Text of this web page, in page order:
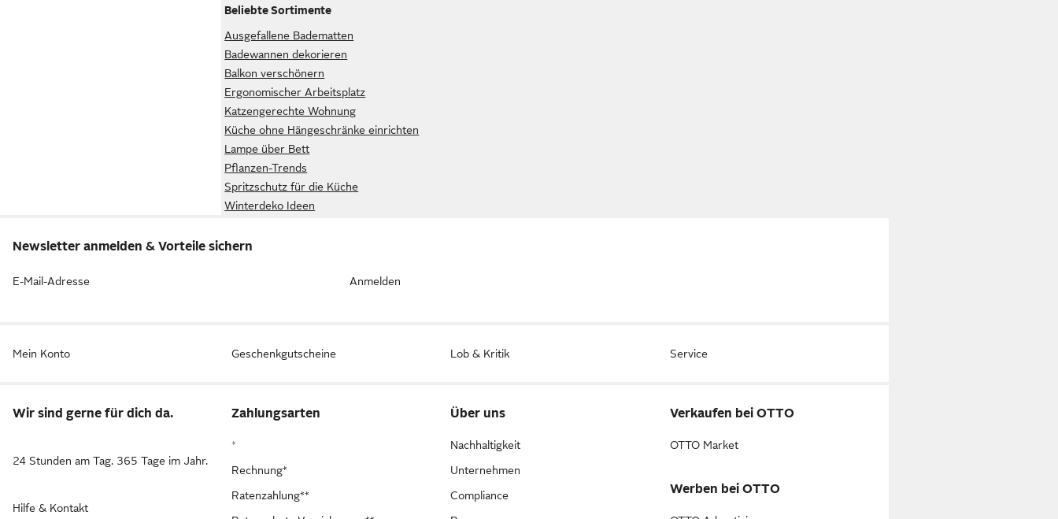
Beliebte Sortimente
Ausgefallene Badematten
Badewannen dekorieren
Balkon verschönern
Ergonomischer Arbeitsplatz
Katzengerechte Wohnung
Küche ohne Hängeschränke einrichten
Lampe über Bett
Pflanzen-Trends
Spritzschutz für die Küche
Winterdeko Ideen
Newsletter anmelden & Vorteile sichern
E-Mail-Adresse Anmelden
Mein Konto Geschenkgutscheine Lob & Kritik Service
Wir sind gerne für dich da.
24 Stunden am Tag. 365 Tage im Jahr.
Hilfe & Kontakt
Zahlungsarten
*
Rechnung*
Ratenzahlung**
Über uns
Nachhaltigkeit
Unternehmen
Compliance
Verkaufen bei OTTO
OTTO Market
Werben bei OTTO